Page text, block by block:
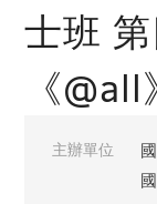
士班
《@all
主辦單位